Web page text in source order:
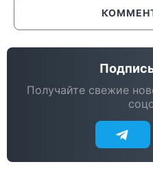
Получайте свежие